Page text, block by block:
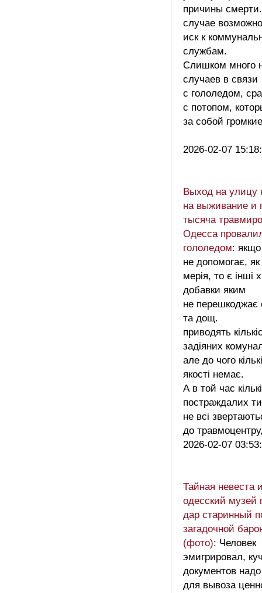
причины
случае возможно
иск к
службам.
Слишком много
случаев в связи
с гололедом,
с потопом,
за собой
2026-02-07
Выход на улицу
на выживание и
тысяча
Одесса
гололедом: якщо
не допомогає, як
мерія, то є інші
добавки яким
не перешкоджає
та дощ.
приводять
задіяних
але до чого
якості немає.
А в той час
постраждалих
не всі
до
2026-02-07
Тайная невеста
одесский музей
дар старинный
загадочной
(фото): Человек
эмигрировал,
документов
для вывоза